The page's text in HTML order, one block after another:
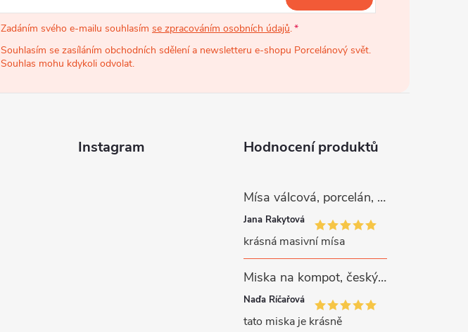
Zadáním svého e-mailu souhlasím se zpracováním osobních údajů.
Souhlasím se zasíláním obchodních sdělení a newsletteru e-shopu Porcelánový svět.
Souhlas mohu kdykoli odvolat.
Instagram Hodnocení produktů
Mísa válcová, porcelán, růžové kytičky, 26 cm, G. Benedikt
Jana Rakytová
krásná masivní mísa
Miska na kompot, český porcelán, Rona, 12,5 cm, bílý, G. Benedikt
Naďa Říčařová
tato miska je krásně